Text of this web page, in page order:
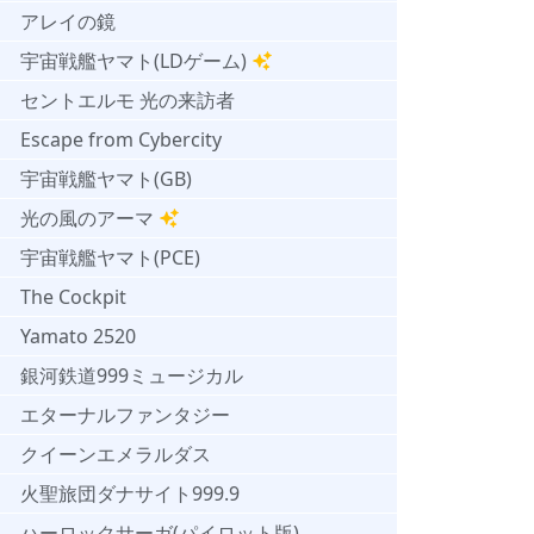
アレイの鏡
宇宙戦艦ヤマト(LDゲーム)
セントエルモ 光の来訪者
Escape from Cybercity
宇宙戦艦ヤマト(GB)
光の風のアーマ
宇宙戦艦ヤマト(PCE)
The Cockpit
Yamato 2520
銀河鉄道999ミュージカル
エターナルファンタジー
クイーンエメラルダス
火聖旅団ダナサイト999.9